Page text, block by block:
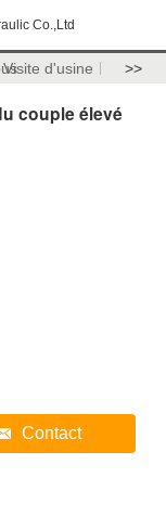
Co.,Ltd
Visite d'usine >>
couple élevé
Contact